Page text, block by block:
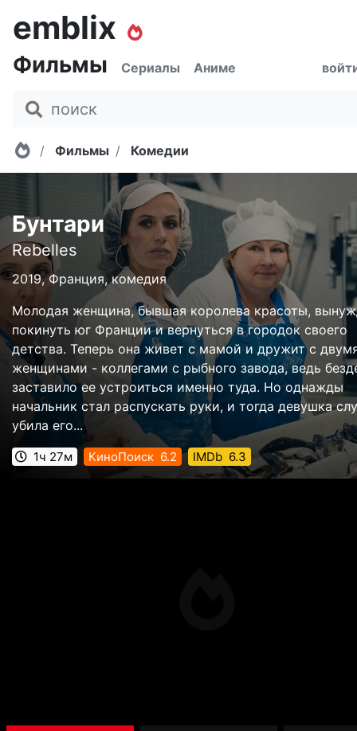
emblix
Фильмы Сериалы Аниме
Главная
Фильмы Комедии
Бунтари
Rebelles
2019, Франция, комедия
Молодая женщина, бывшая королева красоты,
покинуть юг Франции и вернуться в городок своего
детства. Теперь она живет с мамой и дружит с
женщинами - коллегами с рыбного завода, ведь
заставило ее устроиться именно туда. Но однажды
начальник стал распускать руки, и тогда девушка
убила его...
1ч 27м КиноПоиск 6.2 IMDb 6.3